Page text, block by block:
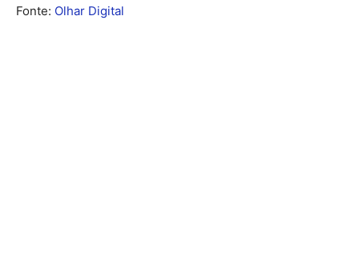
Fonte: Olhar Digital